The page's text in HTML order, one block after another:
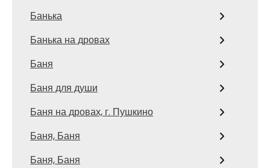
Банька
Банька на дровах
Баня
Баня для души
Баня на дровах, г. Пушкино
Баня, Баня
Баня, Баня